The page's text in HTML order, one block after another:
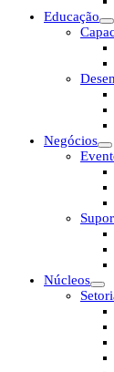
Educação
Negócios
Núcleos